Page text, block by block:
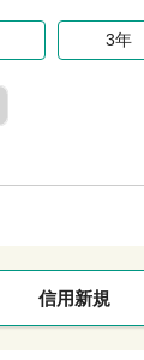
3年
信用新規